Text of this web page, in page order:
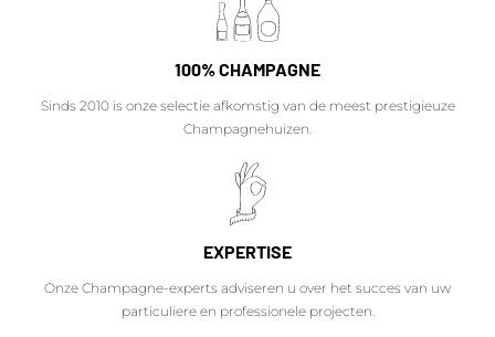
100% CHAMPAGNE
Sinds 2010 is onze selectie afkomstig van de meest prestigieuze
Champagnehuizen.
EXPERTISE
Onze Champagne-experts adviseren u over het succes van uw
particuliere en professionele projecten.